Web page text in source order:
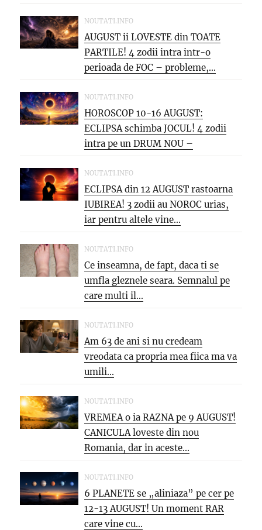
NOUTATI.INFO
AUGUST ii LOVESTE din TOATE
PARTILE! 4 zodii intra intr-o
perioada de FOC – probleme,...
NOUTATI.INFO
HOROSCOP 10-16 AUGUST:
ECLIPSA schimba JOCUL! 4 zodii
intra pe un DRUM NOU –
oportunitati...
NOUTATI.INFO
ECLIPSA din 12 AUGUST rastoarna
IUBIREA! 3 zodii au NOROC urias,
iar pentru altele vine...
NOUTATI.INFO
Ce inseamna, de fapt, daca ti se
umfla gleznele seara. Semnalul pe
care multi il...
NOUTATI.INFO
Am 63 de ani si nu credeam
vreodata ca propria mea fiica ma va
umili...
NOUTATI.INFO
VREMEA o ia RAZNA pe 9 AUGUST!
CANICULA loveste din nou
Romania, dar in aceste...
NOUTATI.INFO
6 PLANETE se „aliniaza” pe cer pe
12-13 AUGUST! Un moment RAR
care vine cu...